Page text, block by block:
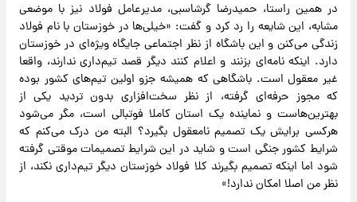
در همین راستا، حمیدرضا گرشاسبی، مدیرعامل فولاد نیز با موضعی
مشابه، این شایعه را رد کرد و گفت: «خیلی‌ها در خوزستان با نام فولاد
زندگی می‌کنن و این باشگاه از نظر اجتماعی جایگاه ویژه‌ای در خوزستان
دارد. اینکه نامه‌ای بزنند و اعلام کنند دیگر قصد تیم‌داری ندارند، واقعا
غیر معقول است. باشگاهی که همیشه جزو اولین‌ تیم‌های کشور بوده
که مجوز حرفه‌ای گرفته، از نظر سخت‌افزاری بدون تردید یکی از
بهترین‌هاست و نماینده یک استان کاملا فوتبالی است، مگر می‌شود
هرکسی برایش یک تصمیم نامعقول بگیرد؟ البته من درک می‌کنم که
شرایط کشور جنگی است و شاید در این شرایط تصمیمات موقتی گرفته
شود اما اینکه تصمیم بگیرند کلا فولاد خوزستان دیگر تیم‌داری نکند، از
نظر من اصلا امکان ندارد!»